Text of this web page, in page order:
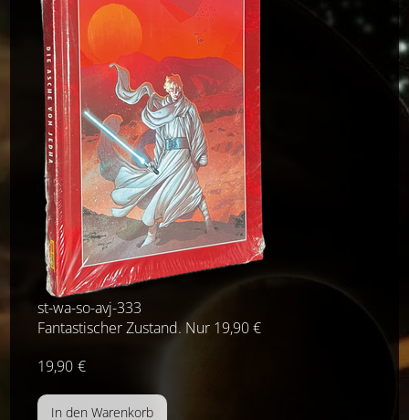
st-wa-so-avj-333
Fantastischer Zustand. Nur 19,90 €
19,90 €